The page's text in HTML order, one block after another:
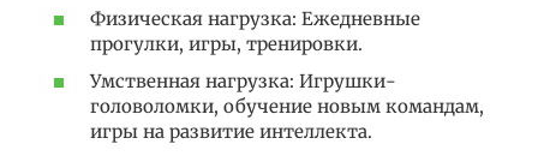
Физическая нагрузка: Ежедневные
прогулки, игры, тренировки.
Умственная нагрузка: Игрушки-
головоломки, обучение новым командам,
игры на развитие интеллекта.